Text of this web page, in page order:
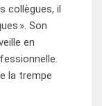
collègues, il
». Son
en
la trempe